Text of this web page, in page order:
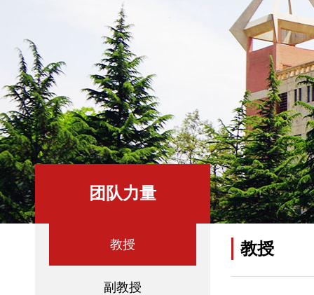
团队力量
教授
副教授
教授